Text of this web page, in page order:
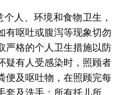
人、环境和食物卫生，
有呕吐或腹泻等现象切勿
严格的个人卫生措施以防
疑有人受感染时，照顾者
便及呕吐物，在照顾完每
及洗手；所有托儿所、